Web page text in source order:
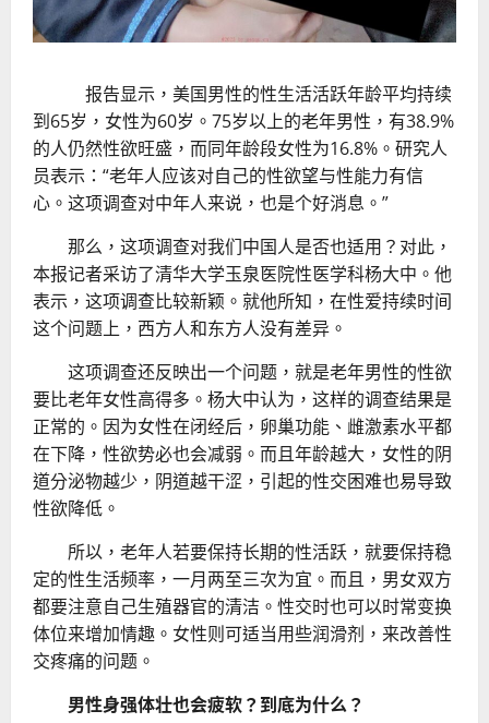
报告显示，美国男性的性生活活跃年龄平均持续
到65岁，女性为60岁。75岁以上的老年男性，有38.9%
的人仍然性欲旺盛，而同年龄段女性为16.8%。研究人
员表示：“老年人应该对自己的性欲望与性能力有信
心。这项调查对中年人来说，也是个好消息。”
那么，这项调查对我们中国人是否也适用？对此，
本报记者采访了清华大学玉泉医院性医学科杨大中。他
表示，这项调查比较新颖。就他所知，在性爱持续时间
这个问题上，西方人和东方人没有差异。
这项调查还反映出一个问题，就是老年男性的性欲
要比老年女性高得多。杨大中认为，这样的调查结果是
正常的。因为女性在闭经后，卵巢功能、雌激素水平都
在下降，性欲势必也会减弱。而且年龄越大，女性的阴
道分泌物越少，阴道越干涩，引起的性交困难也易导致
性欲降低。
所以，老年人若要保持长期的性活跃，就要保持稳
定的性生活频率，一月两至三次为宜。而且，男女双方
都要注意自己生殖器官的清洁。性交时也可以时常变换
体位来增加情趣。女性则可适当用些润滑剂，来改善性
交疼痛的问题。
男性身强体壮也会疲软？到底为什么？